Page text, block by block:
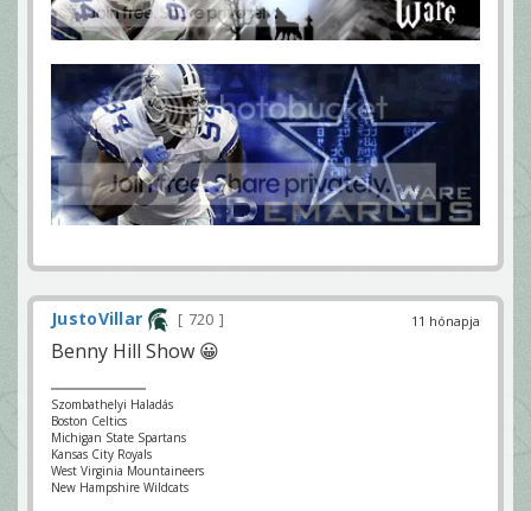
11 hónapja
JustoVillar 720
Benny Hill Show 😀
Szombathelyi Haladás
Boston Celtics
Michigan State Spartans
Kansas City Royals
West Virginia Mountaineers
New Hampshire Wildcats